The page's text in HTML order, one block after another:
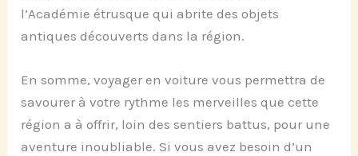
l’Académie étrusque qui abrite des objets
antiques découverts dans la région.
En somme, voyager en voiture vous permettra de
savourer à votre rythme les merveilles que cette
région a à offrir, loin des sentiers battus, pour une
aventure inoubliable. Si vous avez besoin d’un